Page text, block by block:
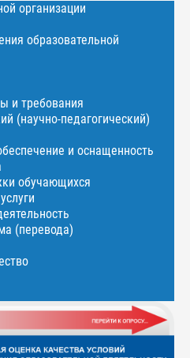
организации
образовательной
и требования
(научно-педагогический)
и оснащенность
обучающихся
(перевода)